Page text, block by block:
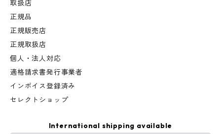
取扱店
正規品
正規販売店
正規取扱店
個人・法人対応
適格請求書発行事業者
インボイス登録済み
セレクトショップ
International shipping available